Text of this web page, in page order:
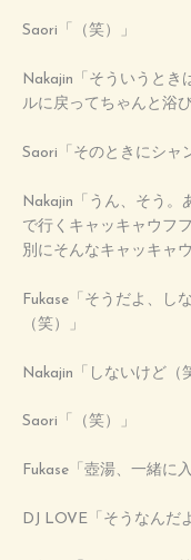
Saori「（笑）」
Nakajin「そういうとき
ルに戻ってちゃんと浴
Saori「そのときにシャ
Nakajin「うん、そう。
で行くキャッキャウフ
別にそんなキャッキャ
Fukase「そうだよ、し
（笑）」
Nakajin「しないけど（
Saori「（笑）」
Fukase「壺湯、一緒に
DJ LOVE「そうなんだ